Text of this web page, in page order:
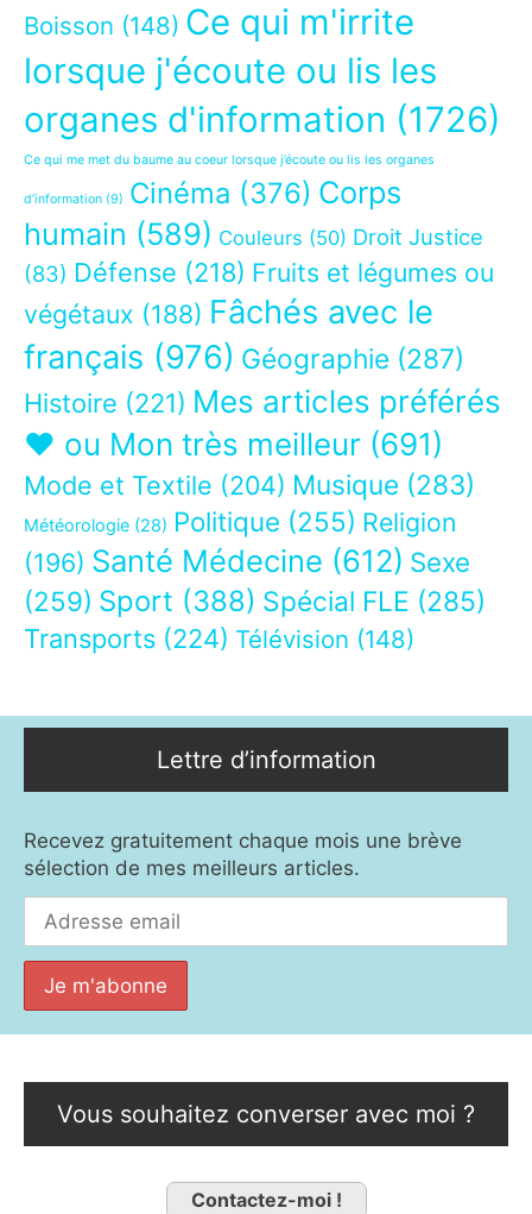
Boisson (148) Ce qui m'irrite
lorsque j'écoute ou lis les
organes d'information (1726)
Ce qui me met du baume au coeur lorsque j’écoute ou lis les organes
d’information (9) Cinéma (376) Corps
humain (589) Couleurs (50) Droit Justice
(83) Défense (218) Fruits et légumes ou
végétaux (188) Fâchés avec le
français (976) Géographie (287)
Histoire (221) Mes articles préférés
❤ ou Mon très meilleur (691)
Mode et Textile (204) Musique (283)
Météorologie (28) Politique (255) Religion
(196) Santé Médecine (612) Sexe
(259) Sport (388) Spécial FLE (285)
Transports (224) Télévision (148)
Lettre d’information
Recevez gratuitement chaque mois une brève
sélection de mes meilleurs articles.
Vous souhaitez converser avec moi ?
Contactez-moi !